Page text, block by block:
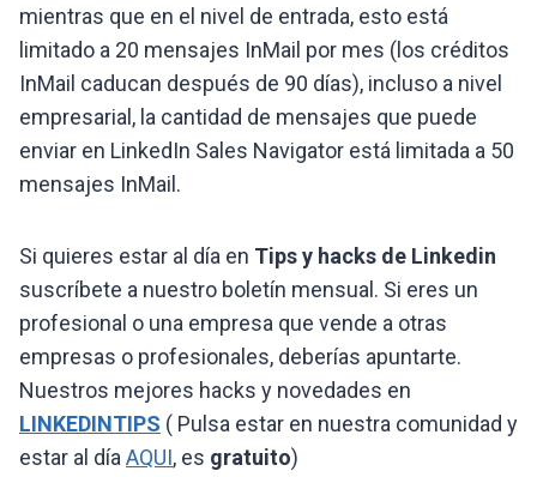
mientras que en el nivel de entrada, esto está
limitado a 20 mensajes InMail por mes (los créditos
InMail caducan después de 90 días), incluso a nivel
empresarial, la cantidad de mensajes que puede
enviar en LinkedIn Sales Navigator está limitada a 50
mensajes InMail.
Si quieres estar al día en Tips y hacks de Linkedin
suscríbete a nuestro boletín mensual. Si eres un
profesional o una empresa que vende a otras
empresas o profesionales, deberías apuntarte.
Nuestros mejores hacks y novedades en
LINKEDINTIPS ( Pulsa estar en nuestra comunidad y
estar al díaAQUI, es gratuito)